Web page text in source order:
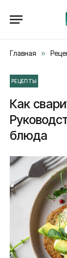
Главная »
РЕЦЕПТЫ
Как
блюда